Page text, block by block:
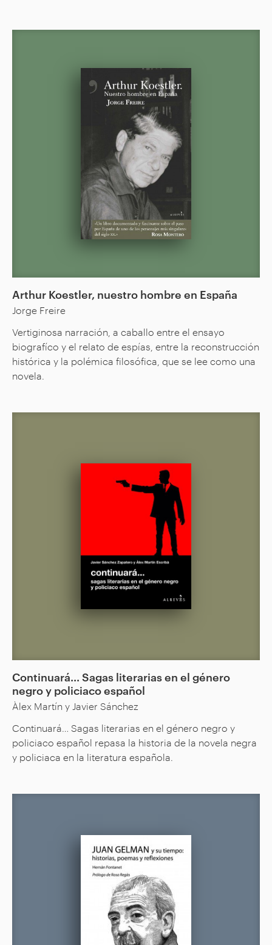
Arthur Koestler, nuestro hombre en España
Jorge Freire
Vertiginosa narración, a caballo entre el ensayo
biografíco y el relato de espías, entre la reconstrucción
histórica y la polémica filosófica, que se lee como una
novela.
Continuará... Sagas literarias en el género
negro y policiaco español
Àlex Martín y Javier Sánchez
Continuará… Sagas literarias en el género negro y
policiaco español repasa la historia de la novela negra
y policiaca en la literatura española.